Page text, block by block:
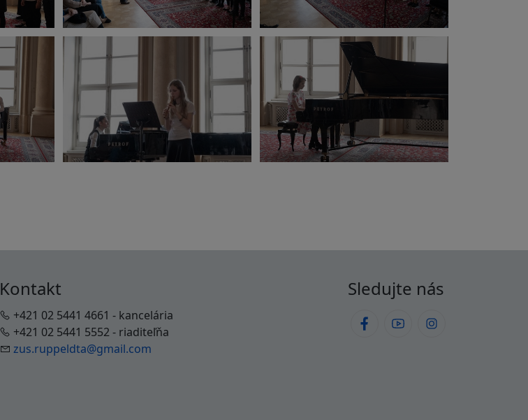
Kontakt
+421 02 5441 4661 - kancelária
+421 02 5441 5552 - riaditeľňa
zus.ruppeldta@gmail.com
Sledujte nás